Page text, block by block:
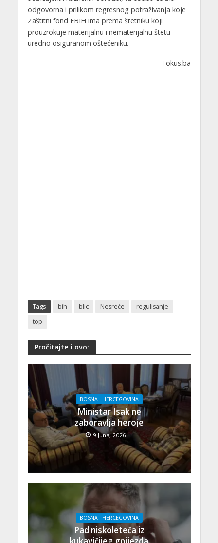
odgovorna i prilikom regresnog potraživanja koje
Zaštitni fond FBIH ima prema štetniku koji
prouzrokuje materijalnu i nematerijalnu štetu
uredno osiguranom oštećeniku.
Fokus.ba
Tags bih blic Nesreće
regulisanje
top
Pročitajte i ovo:
BOSNA I HERCEGOVINA
Ministar Isak ne
zaboravlja heroje
9 Juna, 2026
BOSNA I HERCEGOVINA
Pad niskoleteča iz